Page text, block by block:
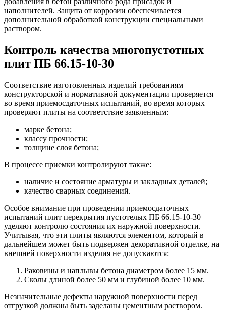
наполнителей. Защита от коррозии обеспечивается
дополнительной обработкой конструкции специальными
раствором.
Контроль качества многопустотных
плит ПБ 66.15-10-30
Соответствие изготовленных изделий требованиям
конструкторской и нормативной документации проверяется
во время приемосдаточных испытаний, во время которых
проверяют плиты на соответствие заявленным:
марке бетона;
классу прочности;
толщине слоя бетона;
В процессе приемки контролируют также:
наличие и состояние арматуры и закладных деталей;
качество сварных соединений.
Особое внимание при проведении приемосдаточных
испытаний плит перекрытия пустотелых ПБ 66.15-10-30
уделяют контролю состояния их наружной поверхности.
Учитывая, что эти плиты являются элементом, который в
дальнейшем может быть подвержен декоративной отделке, на
внешней поверхности изделия не допускаются:
Раковины и наплывы бетона диаметром более 15 мм.
Сколы длиной более 50 мм и глубиной более 10 мм.
Незначительные дефекты наружной поверхности перед
отгрузкой должны быть заделаны цементным раствором.